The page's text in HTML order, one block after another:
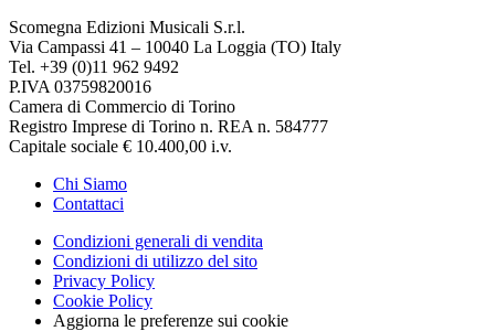
Scomegna Edizioni Musicali S.r.l.
Via Campassi 41 – 10040 La Loggia (TO) Italy
Tel. +39 (0)11 962 9492
P.IVA 03759820016
Camera di Commercio di Torino
Registro Imprese di Torino n. REA n. 584777
Capitale sociale € 10.400,00 i.v.
Chi Siamo
Contattaci
Condizioni generali di vendita
Condizioni di utilizzo del sito
Privacy Policy
Cookie Policy
Aggiorna le preferenze sui cookie